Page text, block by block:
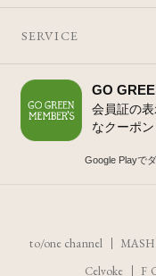
SERVICE
GO
会員証の
なクーポン
Google Playで
to/one channel
Celvoke
F